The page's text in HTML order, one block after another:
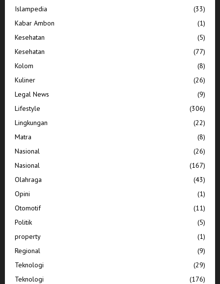
Islampedia
(33)
Kabar Ambon
(1)
Kesehatan
(5)
Kesehatan
(77)
Kolom
(8)
Kuliner
(26)
Legal News
(9)
Lifestyle
(306)
Lingkungan
(22)
Matra
(8)
Nasional
(26)
Nasional
(167)
Olahraga
(43)
Opini
(1)
Otomotif
(11)
Politik
(5)
property
(1)
Regional
(9)
Teknologi
(29)
Teknologi
(176)